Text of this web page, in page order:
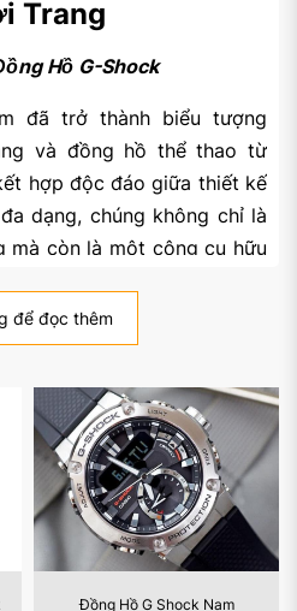
Trang
Hồ G-Shock
đã trở thành biểu tượng
và đồng hồ thể thao từ
hợp độc đáo giữa thiết kế
dạng, chúng không chỉ là
mà còn là một công cụ hữu
hơn về đồng hồ G-Shock
chúng lại được nhiều người
Triển
vào năm 1983 do hãng
xuất đồng hồ nổi tiếng
Được phát triển bởi Kikuo
đam mê đồng hồ và mong
để đọc thêm
Đồng Hồ G-Shock Ga-2100